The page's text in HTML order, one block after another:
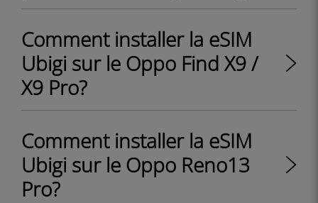
Comment installer la eSIM
Ubigi sur le Oppo Find X9 /
X9 Pro?
Comment installer la eSIM
Ubigi sur le Oppo Reno13
Pro?